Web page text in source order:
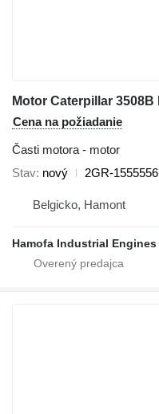
Cena na požiadanie
Časti motora - motor
Stav nový 2GR-1555556
Belgicko, Hamont
Hamofa Industrial Engines